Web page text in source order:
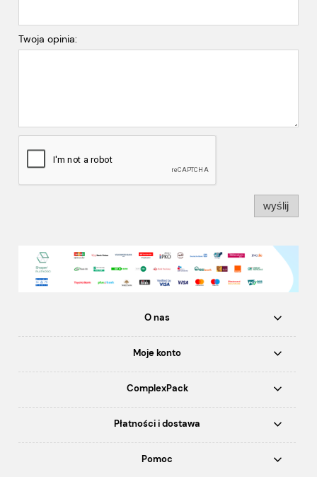
Twoja opinia:
wyślij
O nas
Moje konto
ComplexPack
Płatności i dostawa
Pomoc